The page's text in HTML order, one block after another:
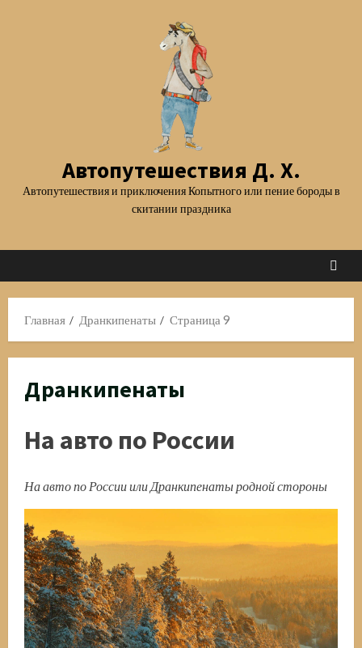
Автопутешествия Д. Х.
Автопутешествия и приключения Копытного или пение бороды в
скитании праздника
Главная Дранкипенаты Страница 9
Дранкипенаты
На авто по России
На авто по России или Дранкипенаты родной стороны